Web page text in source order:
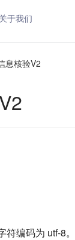
关于我们
息核验V2
编码为 utf-8。